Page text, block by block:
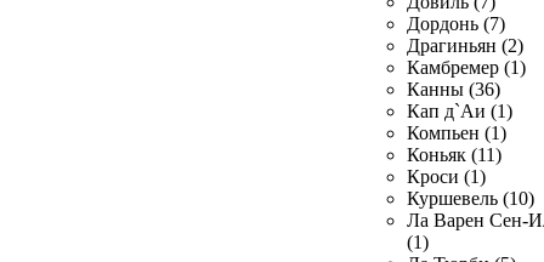
Дордонь (7)
Драгиньян (2)
Камбремер (1)
Канны (36)
Кап д`Аи (1)
Компьен (1)
Коньяк (11)
Кроси (1)
Куршевель (10)
Ла Варен Сен-
(1)